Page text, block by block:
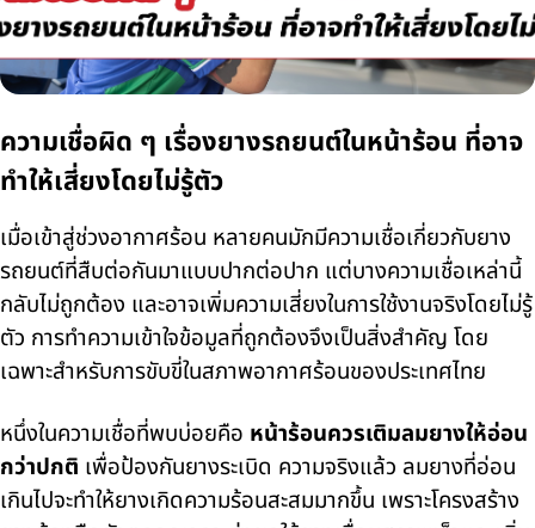
ความเชื่อผิด ๆ เรื่องยางรถยนต์ในหน้าร้อน ที่อาจ
ทำให้เสี่ยงโดยไม่รู้ตัว
เมื่อเข้าสู่ช่วงอากาศร้อน หลายคนมักมีความเชื่อเกี่ยวกับยาง
รถยนต์ที่สืบต่อกันมาแบบปากต่อปาก แต่บางความเชื่อเหล่านี้
กลับไม่ถูกต้อง และอาจเพิ่มความเสี่ยงในการใช้งานจริงโดยไม่รู้
ตัว การทำความเข้าใจข้อมูลที่ถูกต้องจึงเป็นสิ่งสำคัญ โดย
เฉพาะสำหรับการขับขี่ในสภาพอากาศร้อนของประเทศไทย
หนึ่งในความเชื่อที่พบบ่อยคือ หน้าร้อนควรเติมลมยางให้อ่อน
กว่าปกติ เพื่อป้องกันยางระเบิด ความจริงแล้ว ลมยางที่อ่อน
เกินไปจะทำให้ยางเกิดความร้อนสะสมมากขึ้น เพราะโครงสร้าง